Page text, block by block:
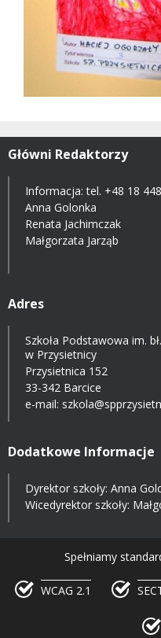
Główni Redaktorzy
Informacja: tel. +48 18
Anna Golonka
Renata Jachimczak
Małgorzata Jarząb
Adres
Szkoła Podstawowa im.
w Przysietnicy
Przysietnica 152
33-342 Barcice
e-mail:
Dodatkowe Informacje
Dyrektor szkoły: Anna
Wicedyrektor szkoły:
Spełniamy
WCAG 2.1